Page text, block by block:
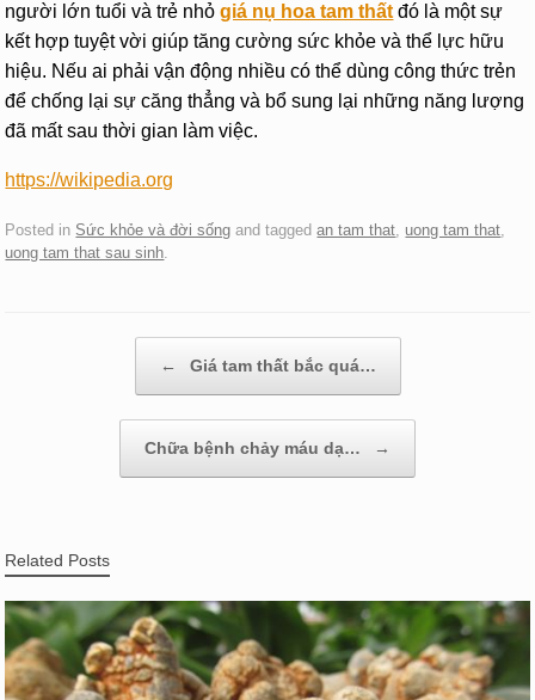
người lớn tuổi và trẻ nhỏgiá nụ hoa tam thấtđó là một sự
kết hợp tuyệt vời giúp tăng cường sức khỏe và thể lực hữu
hiệu. Nếu ai phải vận động nhiều có thể dùng công thức trẻn
để chống lại sự căng thẳng và bổ sung lại những năng lượng
đã mất sau thời gian làm việc.
https://wikipedia.org
Posted in Sức khỏe và đời sống and taggedan tam that uong tam that
uong tam that sau sinh
← Giá tam thất bắc quá…
Chữa bệnh chảy máu dạ… →
Related Posts